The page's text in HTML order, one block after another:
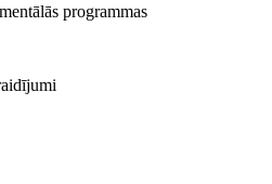
programmas